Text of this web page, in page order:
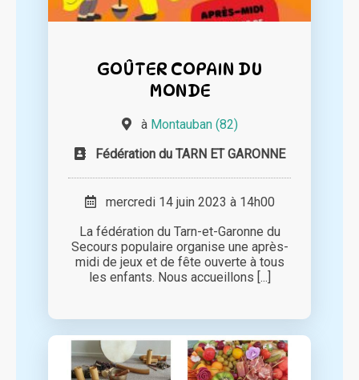
GOÛTER COPAIN DU
MONDE
à Montauban (82)
Fédération du TARN ET GARONNE
mercredi 14 juin 2023 à 14h00
La fédération du Tarn-et-Garonne du
Secours populaire organise une après-
midi de jeux et de fête ouverte à tous
les enfants. Nous accueillons [...]